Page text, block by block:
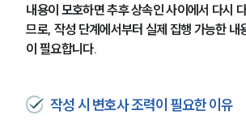
내용이 모호하면 추후 상속인 사이에서 다시
므로, 작성 단계에서부터 실제 집행 가능한 내
이 필요합니다.
작성 시 변호사 조력이 필요한 이유